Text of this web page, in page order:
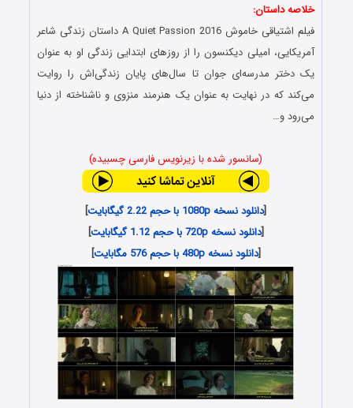
خلاصه داستان:
فیلم اشتیاقی خاموش A Quiet Passion 2016 داستان زندگی شاعر
آمریکایی، امیلی دیکنسون را از روزهای ابتدایی زندگی او به عنوان
یک دختر مدرسه‌ای جوان تا سال‌های پایان زندگی‌اش را روایت
می‌کند که در نهایت به عنوان یک هنرمند منزوی و ناشناخته از دنیا
می‌رود و…
(سانسور شده با زیرنویس فارسی چسبیده)
[دانلود نسخه 1080p با حجم 2.22 گیگابایت
]
[دانلود نسخه 720p با حجم 1.12 گیگابایت
]
[دانلود نسخه 480p با حجم 576 مگابایت ]